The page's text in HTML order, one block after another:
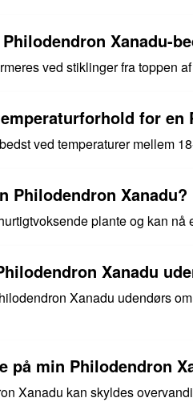
Xanadu-
ved stiklinger fra toppen
for en
ved temperaturer mellem
Philodendron Xanadu?
plante og kan
Xanadu
Xanadu udendørs
på min Philodendron
Xanadu kan skyldes